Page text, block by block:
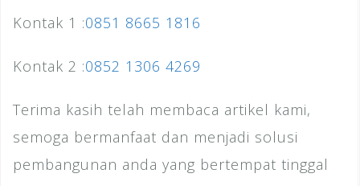
Kontak 1 :0851 8665 1816
Kontak 2 :0852 1306 4269
Terima kasih telah membaca artikel kami,
semoga bermanfaat dan menjadi solusi
pembangunan anda yang bertempat tinggal